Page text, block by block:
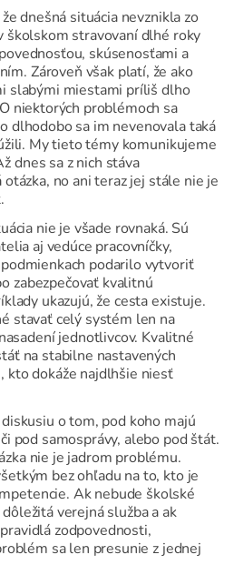
dnešná situácia nevznikla zo
školskom stravovaní dlhé roky
skúsenosťami a
Zároveň však platí, že ako
slabými miestami príliš dlho
niektorých problémoch sa
dlhodobo sa im nevenovala taká
My tieto témy komunikujeme
dnes sa z nich stáva
no ani teraz jej stále nie je
nie je všade rovnaká. Sú
aj vedúce pracovníčky,
podarilo vytvoriť
zabezpečovať kvalitnú
ukazujú, že cesta existuje.
stavať celý systém len na
jednotlivcov. Kvalitné
na stabilne nastavených
kto dokáže najdlhšie niesť
o tom, pod koho majú
pod samosprávy, alebo pod štát.
nie je jadrom problému.
bez ohľadu na to, kto je
Ak nebude školské
verejná služba a ak
zodpovednosti,
sa len presunie z jednej